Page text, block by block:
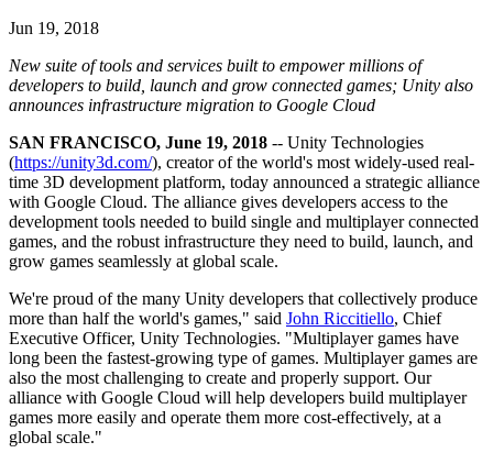
Insights pós-lançamento e operações de jogos ao vivo
Amplie
Aquisição de usuários
Seja descoberto e adquira usuários móveis
In-App Purchase
Gerencie as IAP em todas as lojas e no modelo D2C (direto ao
consumidor).
Conecte jogadores com os jogos certos
Anuncie com o Unity
Monetize com o Unity
Casos de uso
Jogos de dispositivos móveis
Crie e faça crescer sucessos móveis com o Unity
Transformar experiências em loja em experiências online
Automotivo
Impulsione a inovação e as experiências dentro do carro
Veja todas as indústrias
Insights
Estudos de caso
Histórias de sucesso do mundo real
Dicas e truques de especialistas
Demonstrações
Demonstrações, amostras e blocos de construção
Todos os recursos
Novidades
Blog
Atualizações, informações e dicas técnicas
Notícias
Notícias, histórias e centro de imprensa
Junte-se a desenvolvedores, criadores e insiders
Prêmios Unity
Celebrando criadores do Unity em todo o mundo
Dicas práticas e melhores práticas
Educação
Para estudantes
Impulsione sua carreira
Para educadores
Impulsione seu ensino
Concessão de Licença Educacional
Certificações
Prove sua maestria em Unity
Jun 19, 2018
New suite of tools and services built to empower millions of
developers to build, launch and grow connected games; Unity also
announces infrastructure migration to Google Cloud
SAN FRANCISCO, June 19, 2018 -- Unity Technologies
(https://unity3d.com/), creator of the world's most widely-used real-
time 3D development platform, today announced a strategic alliance
with Google Cloud. The alliance gives developers access to the
development tools needed to build single and multiplayer connected
games, and the robust infrastructure they need to build, launch, and
grow games seamlessly at global scale.
We're proud of the many Unity developers that collectively produce
more than half the world's games," said John Riccitiello, Chief
Executive Officer, Unity Technologies. "Multiplayer games have
long been the fastest-growing type of games. Multiplayer games are
also the most challenging to create and properly support. Our
alliance with Google Cloud will help developers build multiplayer
games more easily and operate them more cost-effectively, at a
global scale."